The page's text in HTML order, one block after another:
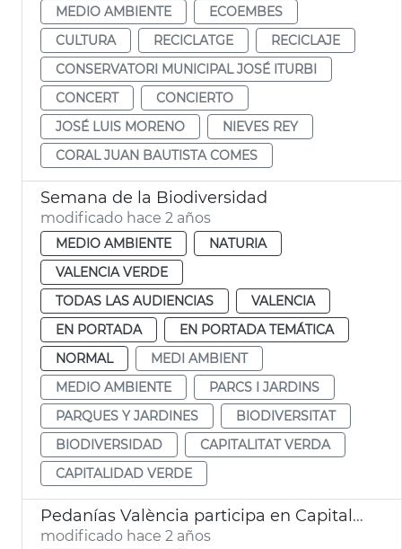
MEDIO AMBIENTE
ECOEMBES
CULTURA
RECICLATGE
RECICLAJE
CONSERVATORI MUNICIPAL JOSÉ ITURBI
CONCERT
CONCIERTO
JOSÉ LUIS MORENO
NIEVES REY
CORAL JUAN BAUTISTA COMES
Semana de la Biodiversidad
modificado hace 2 años
MEDIO AMBIENTE
NATURIA
VALENCIA VERDE
TODAS LAS AUDIENCIAS
VALENCIA
EN PORTADA
EN PORTADA TEMÁTICA
NORMAL
MEDI AMBIENT
MEDIO AMBIENTE
PARCS I JARDINS
PARQUES Y JARDINES
BIODIVERSITAT
BIODIVERSIDAD
CAPITALITAT VERDA
CAPITALIDAD VERDE
Pedanías València participa en Capitalidad Verde
modificado hace 2 años